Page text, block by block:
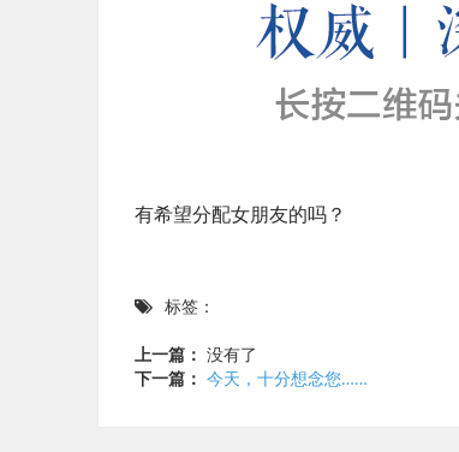
有希望分配女朋友的吗？
标签：
上一篇： 没有了
下一篇： 今天，十分想念您……